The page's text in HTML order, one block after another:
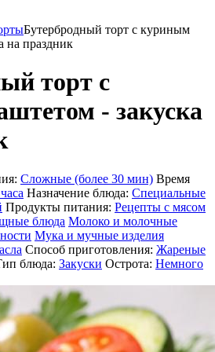
Бутербродный торт с куриным
на праздник
торт с
- закуска
Сложные (более 30 мин) Время
Назначение блюда: Специальные
Продукты питания: Рецепты с мясом
блюда Молоко и молочные
Мука и мучные изделия
Способ приготовления: Жареные
блюда: Закуски Острота: Немного